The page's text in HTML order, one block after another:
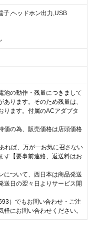
子,ヘッドホン出力,USB
の動作・残量につきまして
ります。そのため残量は、
ります。付属のACアダプタ
価の為、販売価格は店頭価格
れば、万が一お気に召さない
す【要事前連絡、返送料はお
ついて、西日本は商品発送
送日の翌々日よりサービス開
）でもお問い合わせ・ご注
にお問い合わせください。